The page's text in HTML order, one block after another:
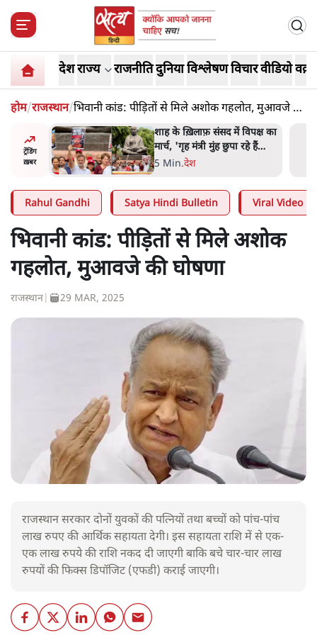
देशराज्य राजनीतिदुनियाविश्लेषणविचारवीडियो
होम/राजस्थान/भिवानी कांड: पीड़ितों से मिले अशोक गहलोत, मुआवजे की
घोषणा
ट्रेंडिंग
ख़बर
शाह के ख़िलाफ़ संसद में विपक्ष का
मार्च, 'गृह मंत्री मुंह छुपा रहे हैं
क्योंकि वो छात्रों के गुनहगार हैं'
5 Min.देश
Rahul Gandhi Satya Hindi Bulletin Viral Video
भिवानी कांड: पीड़ितों से मिले अशोक
गहलोत, मुआवजे की घोषणा
राजस्थान 29 MAR, 2025
राजस्थान सरकार दोनों युवकों की पत्नियों तथा बच्चों को पांच-पांच
लाख रुपए की आर्थिक सहायता देगी। इस सहायता राशि में से एक-
एक लाख रुपये की राशि नकद दी जाएगी बाकि बचे चार-चार लाख
रुपयों की फिक्स डिपॉजिट (एफडी) कराई जाएगी।